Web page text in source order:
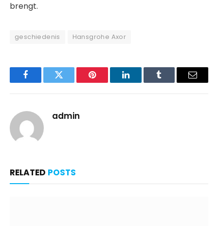
brengt.
geschiedenis Hansgrohe Axor
FacebookTwitter Pinterest LinkedInTumblr Email
admin
RELATED POSTS